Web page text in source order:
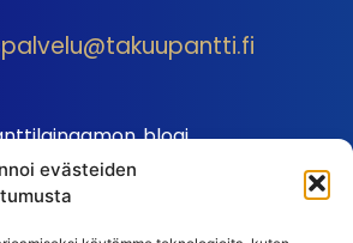
evästeiden
blogi
Palveluhinnasto
Sopimusehdot